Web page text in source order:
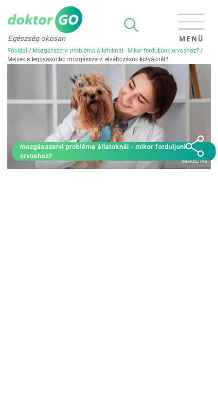
Egészség okosan MENÜ
Főoldal / Mozgásszervi probléma állatoknál - Mikor forduljunk orvoshoz? /
Melyek a leggyakoribb mozgásszervi elváltozások kutyáknál?
mozgásszervi probléma állatoknál - mikor forduljunk
orvoshoz?
MEGOSZTÁS